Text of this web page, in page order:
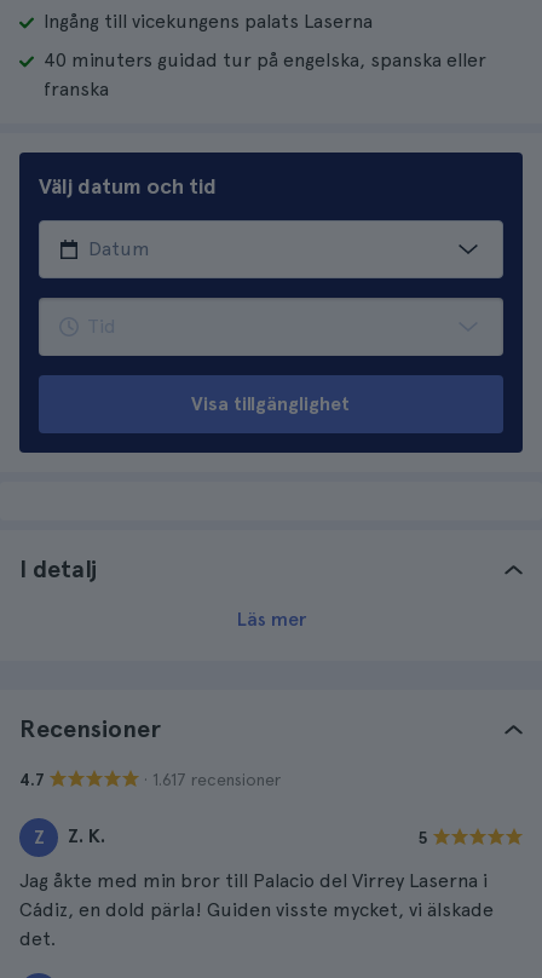
Ingång till vicekungens palats Laserna
40 minuters guidad tur på engelska, spanska eller
franska
Välj datum och tid
Visa tillgänglighet
I detalj
Läs mer
Recensioner
4.7 · 1.617 recensioner
Z Z. K. 5
Jag åkte med min bror till Palacio del Virrey Laserna i
Cádiz, en dold pärla! Guiden visste mycket, vi älskade
det.